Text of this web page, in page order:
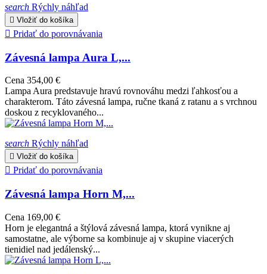
search Rýchly náhľad
 Vložiť do košíka
 Pridať do porovnávania
Závesná lampa Aura L,...
Cena 354,00 €
Lampa Aura predstavuje hravú rovnováhu medzi ľahkosťou a
charakterom. Táto závesná lampa, ručne tkaná z ratanu a s vrchnou
doskou z recyklovaného...
search Rýchly náhľad
 Vložiť do košíka
 Pridať do porovnávania
Závesná lampa Horn M,...
Cena 169,00 €
Horn je elegantná a štýlová závesná lampa, ktorá vynikne aj
samostatne, ale výborne sa kombinuje aj v skupine viacerých
tienidiel nad jedálenský...